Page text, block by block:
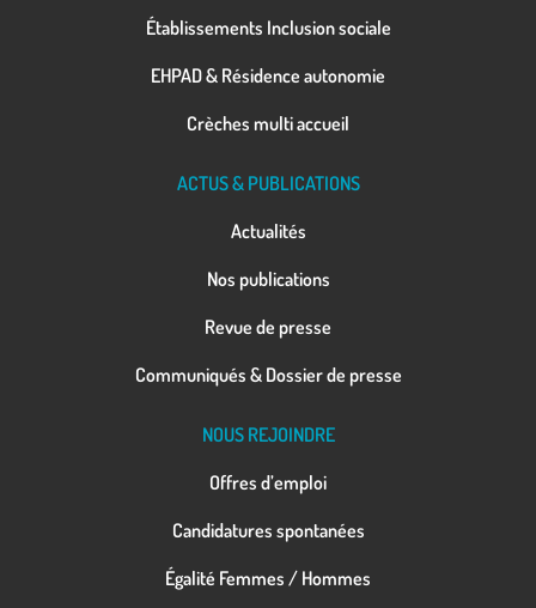
Établissements Inclusion sociale
EHPAD & Résidence autonomie
Crèches multi accueil
ACTUS & PUBLICATIONS
Actualités
Nos publications
Revue de presse
Communiqués & Dossier de presse
NOUS REJOINDRE
Offres d’emploi
Candidatures spontanées
Égalité Femmes / Hommes